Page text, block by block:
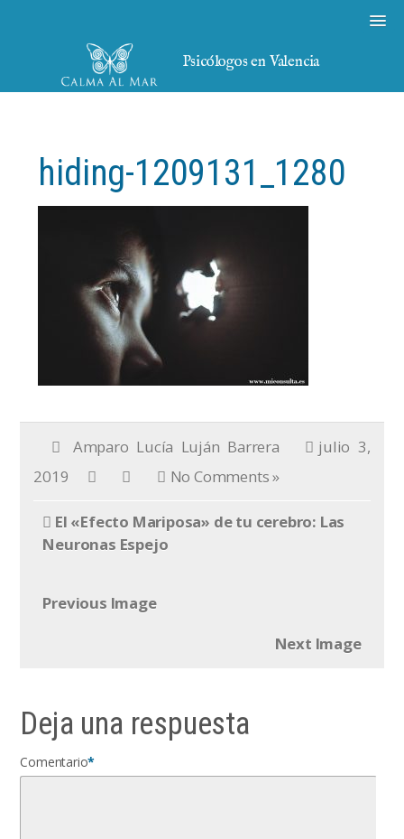
Psicólogos en Valencia
hiding-1209131_1280
Amparo Lucía Luján Barrera
julio 3,
2019
No Comments »
El «Efecto Mariposa» de tu cerebro: Las
Neuronas Espejo
Previous Image
Next Image
Deja una respuesta
Comentario*